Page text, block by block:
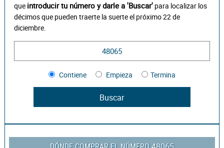
que introducir tu número y darle a 'Buscar'para localizar los
décimos que pueden traerte la suerte el próximo 22 de
diciembre.
Contiene Empieza Termina